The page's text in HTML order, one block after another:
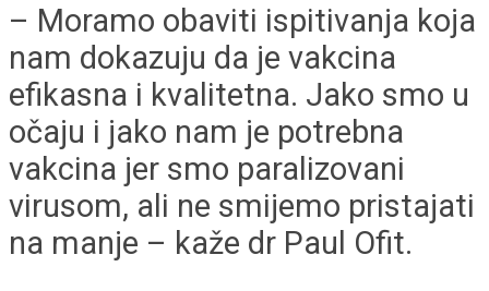
– Moramo obaviti ispitivanja koja
nam dokazuju da je vakcina
efikasna i kvalitetna. Jako smo u
očaju i jako nam je potrebna
vakcina jer smo paralizovani
virusom, ali ne smijemo pristajati
na manje – kaže dr Paul Ofit.